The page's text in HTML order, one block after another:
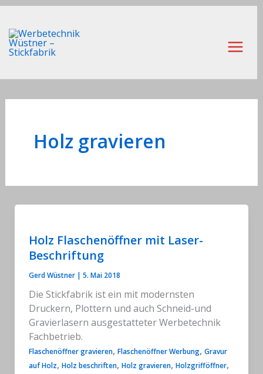
Zum
springen
Main
Menu
Holz gravieren
Holz Flaschenöffner mit Laser-
Beschriftung
Gerd Wüstner | 5. Mai 2018
Die Stickfabrik ist ein mit modernsten
Druckern, Plottern und auch Schneid-und
Gravierlasern ausgestatteter Werbetechnik
Fachbetrieb.
Flaschenöffner gravieren, Flaschenöffner Werbung, Gravur
auf Holz, Holz beschriften, Holz gravieren, Holzgrifföffner,